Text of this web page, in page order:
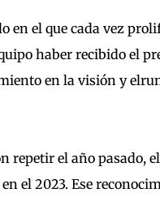
en el que cada vez
haber recibido el
en la visión y
repetir el año pasado,
el 2023. Ese